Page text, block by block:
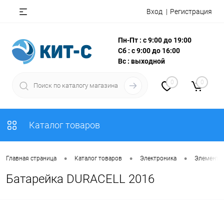
Вход Регистрация
Пн-Пт : с 9:00 до 19:00
Сб : с 9:00 до 16:00
Вс : выходной
0 0
Каталог товаров
Главная страница • Каталог товаров • Электроника •
Батарейка DURACELL 2016